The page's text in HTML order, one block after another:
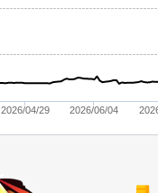
2026/04/29 2026/06/04